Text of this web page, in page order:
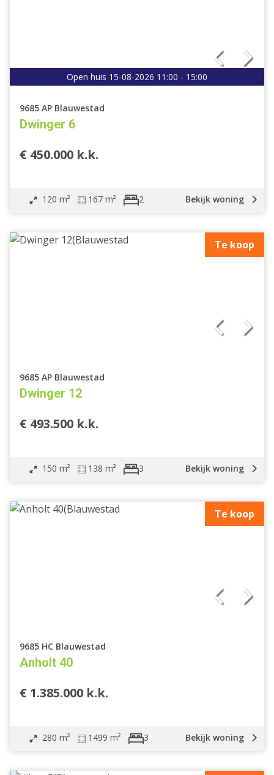
Open huis 15-08-2026 11:00 - 15:00
9685 AP Blauwestad
Dwinger 6
€ 450.000 k.k.
120 m² 167 m² 2 Bekijk woning
Te koop
9685 AP Blauwestad
Dwinger 12
€ 493.500 k.k.
150 m² 138 m² 3 Bekijk woning
Te koop
9685 HC Blauwestad
Anholt 40
€ 1.385.000 k.k.
280 m² 1499 m² 3 Bekijk woning